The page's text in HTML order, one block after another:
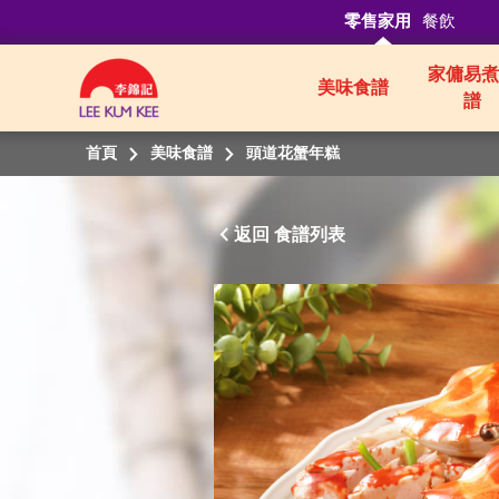
零售家用 餐飲
美味食譜
家傭易
譜
首頁 美味食譜 頭道花蟹年糕
返回